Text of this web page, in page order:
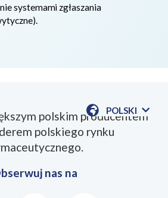
systemami zgłaszania
POLSKI
POKAŻ
polskim producentem
polskiego rynku
nas na